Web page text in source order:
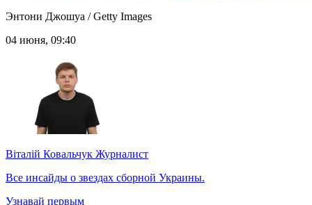
Энтони Джошуа / Getty Images
04 июня, 09:40
Віталій Ковальчук Журналист
Все инсайды о звездах сборной Украины.
Узнавай первым